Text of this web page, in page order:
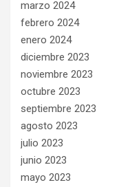
marzo 2024
febrero 2024
enero 2024
diciembre 2023
noviembre 2023
octubre 2023
septiembre 2023
agosto 2023
julio 2023
junio 2023
mayo 2023